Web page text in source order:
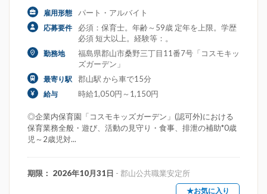
雇用形態 パート・アルバイト
応募要件
必須：保育士。年齢～59歳 定年を上限。学歴
必須 短大以上。経験等：。
勤務地
福島県郡山市桑野三丁目11番7号「コスモキッ
ズガーデン」
最寄り駅 郡山駅 から車で15分
給与 時給1,050円～1,150円
◎企業内保育園「コスモキッズガーデン」(認可外)における
保育業務全般・遊び、活動の見守り・食事、排泄の補助*0歳
児～2歳児対...
期限： 2026年10月31日 - 郡山公共職業安定所
★お気に入り